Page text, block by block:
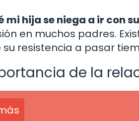
mi hija se niega a ir con
en muchos padres.
su resistencia a pasar
de la